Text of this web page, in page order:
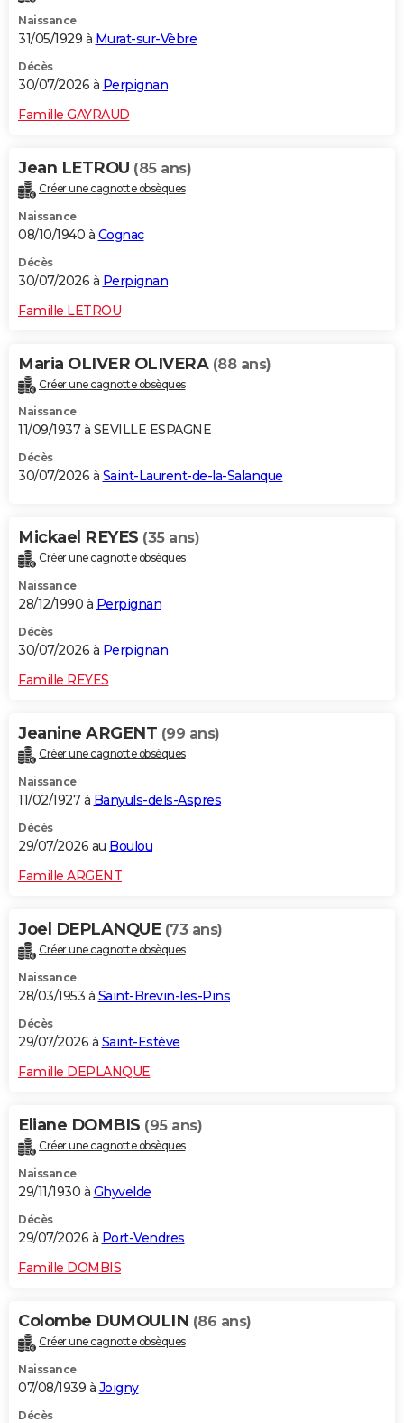
Naissance
31/05/1929 à Murat-sur-Vèbre
Décès
30/07/2026 à Perpignan
Famille GAYRAUD
Jean LETROU (85 ans)
Créer une cagnotte obsèques
Naissance
08/10/1940 à Cognac
Décès
30/07/2026 à Perpignan
Famille LETROU
Maria OLIVER OLIVERA (88 ans)
Créer une cagnotte obsèques
Naissance
11/09/1937 à SEVILLE ESPAGNE
Décès
30/07/2026 à Saint-Laurent-de-la-Salanque
Mickael REYES (35 ans)
Créer une cagnotte obsèques
Naissance
28/12/1990 à Perpignan
Décès
30/07/2026 à Perpignan
Famille REYES
Jeanine ARGENT (99 ans)
Créer une cagnotte obsèques
Naissance
11/02/1927 à Banyuls-dels-Aspres
Décès
29/07/2026 au Boulou
Famille ARGENT
Joel DEPLANQUE (73 ans)
Créer une cagnotte obsèques
Naissance
28/03/1953 à Saint-Brevin-les-Pins
Décès
29/07/2026 à Saint-Estève
Famille DEPLANQUE
Eliane DOMBIS (95 ans)
Créer une cagnotte obsèques
Naissance
29/11/1930 à Ghyvelde
Décès
29/07/2026 à Port-Vendres
Famille DOMBIS
Colombe DUMOULIN (86 ans)
Créer une cagnotte obsèques
Naissance
07/08/1939 à Joigny
Décès